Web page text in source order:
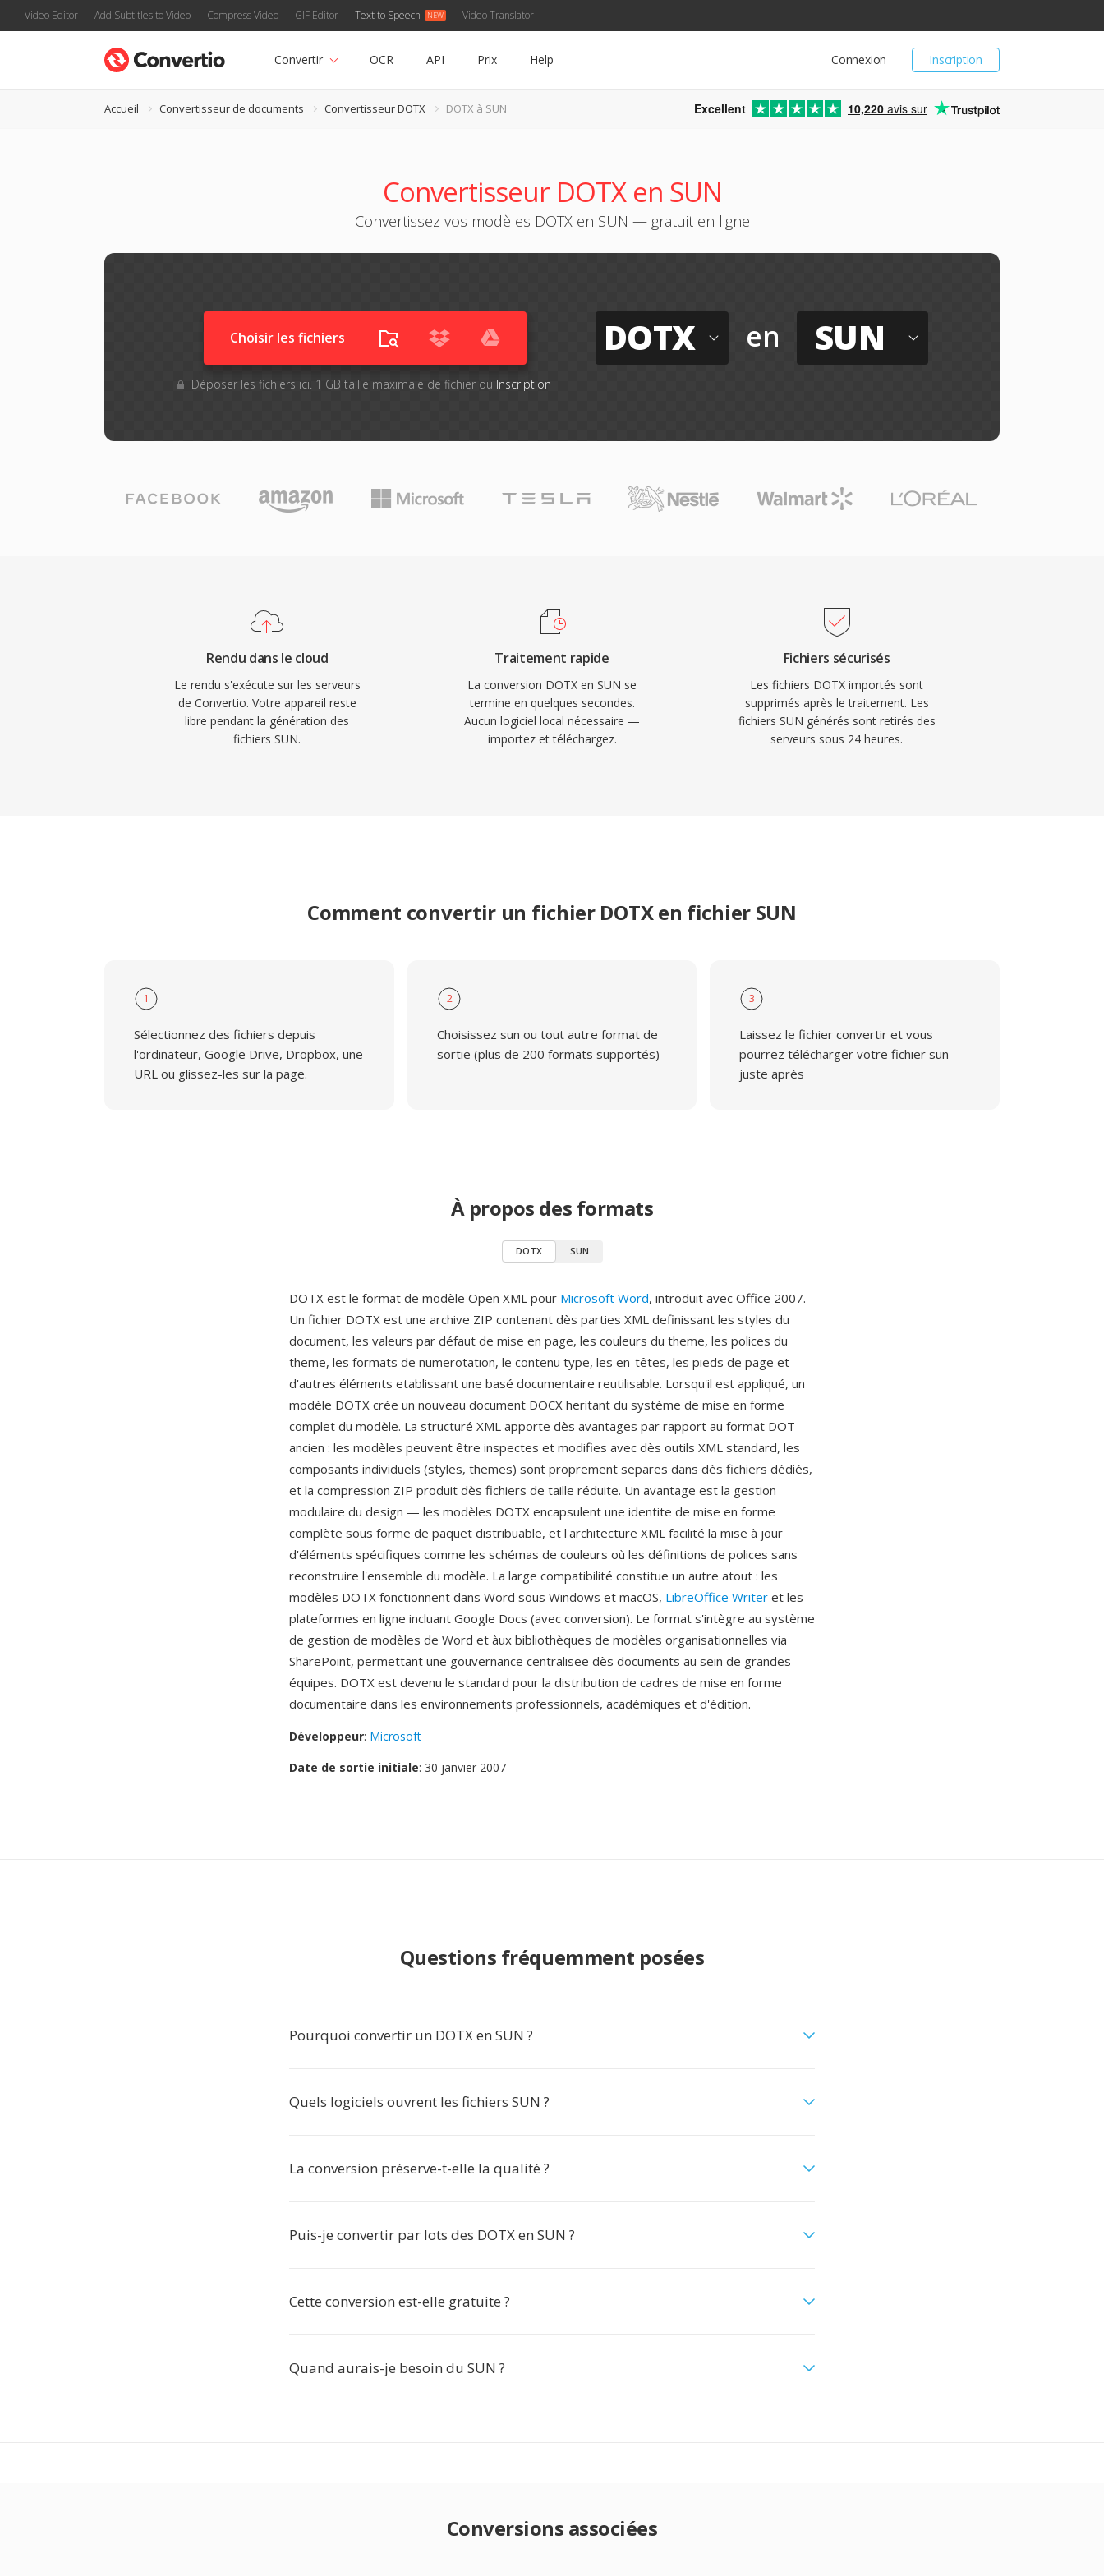
Video Editor Add Subtitles to Video Compress Video GIF Editor Text to Speech Video Translator
Inscription
Connexion
Convertir OCR API Prix Help
Accueil Convertisseur de documents Convertisseur DOTX DOTX à SUN Excellent 10,220 avis sur
Convertisseur DOTX en SUN
Convertissez vos modèles DOTX en SUN — gratuit en ligne
Choisir les fichiers
Déposer les fichiers ici. 1 GB taille maximale de fichier ou Inscription
DOTX en SUN
Rendu dans le cloud
Le rendu s'exécute sur les serveurs
de Convertio. Votre appareil reste
libre pendant la génération des
fichiers SUN.
Traitement rapide
La conversion DOTX en SUN se
termine en quelques secondes.
Aucun logiciel local nécessaire —
importez et téléchargez.
Fichiers sécurisés
Les fichiers DOTX importés sont
supprimés après le traitement. Les
fichiers SUN générés sont retirés des
serveurs sous 24 heures.
Comment convertir un fichier DOTX en fichier SUN
1
Sélectionnez des fichiers depuis
l'ordinateur, Google Drive, Dropbox, une
URL ou glissez-les sur la page.
2
Choisissez sun ou tout autre format de
sortie (plus de 200 formats supportés)
3
Laissez le fichier convertir et vous
pourrez télécharger votre fichier sun
juste après
À propos des formats
DOTX SUN
DOTX est le format de modèle Open XML pour Microsoft Word, introduit avec Office 2007.
Un fichier DOTX est une archive ZIP contenant dès parties XML definissant les styles du
document, les valeurs par défaut de mise en page, les couleurs du theme, les polices du
theme, les formats de numerotation, le contenu type, les en-têtes, les pieds de page et
d'autres éléments etablissant une basé documentaire reutilisable. Lorsqu'il est appliqué, un
modèle DOTX crée un nouveau document DOCX heritant du système de mise en forme
complet du modèle. La structuré XML apporte dès avantages par rapport au format DOT
ancien : les modèles peuvent être inspectes et modifies avec dès outils XML standard, les
composants individuels (styles, themes) sont proprement separes dans dès fichiers dédiés,
et la compression ZIP produit dès fichiers de taille réduite. Un avantage est la gestion
modulaire du design — les modèles DOTX encapsulent une identite de mise en forme
complète sous forme de paquet distribuable, et l'architecture XML facilité la mise à jour
d'éléments spécifiques comme les schémas de couleurs où les définitions de polices sans
reconstruire l'ensemble du modèle. La large compatibilité constitue un autre atout : les
modèles DOTX fonctionnent dans Word sous Windows et macOS, LibreOffice Writer et les
plateformes en ligne incluant Google Docs (avec conversion). Le format s'intègre au système
de gestion de modèles de Word et àux bibliothèques de modèles organisationnelles via
SharePoint, permettant une gouvernance centralisee dès documents au sein de grandes
équipes. DOTX est devenu le standard pour la distribution de cadres de mise en forme
documentaire dans les environnements professionnels, académiques et d'édition.
Développeur: Microsoft
Date de sortie initiale: 30 janvier 2007
Questions fréquemment posées
Pourquoi convertir un DOTX en SUN ?
Quels logiciels ouvrent les fichiers SUN ?
La conversion préserve-t-elle la qualité ?
Puis-je convertir par lots des DOTX en SUN ?
Cette conversion est-elle gratuite ?
Quand aurais-je besoin du SUN ?
Conversions associées